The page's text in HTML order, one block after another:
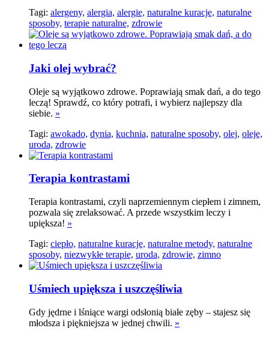
Tagi: alergeny, alergia, alergie, naturalne kuracje, naturalne
sposoby, terapie naturalne, zdrowie
Jaki olej wybrać?
Oleje są wyjątkowo zdrowe. Poprawiają smak dań, a do tego
leczą! Sprawdź, co który potrafi, i wybierz najlepszy dla
siebie. »
Tagi: awokado, dynia, kuchnia, naturalne sposoby, olej, oleje,
uroda, zdrowie
Terapia kontrastami
Terapia kontrastami, czyli naprzemiennym ciepłem i zimnem,
pozwala się zrelaksować. A przede wszystkim leczy i
upiększa! »
Tagi: ciepło, naturalne kuracje, naturalne metody, naturalne
sposoby, niezwykłe terapie, uroda, zdrowie, zimno
Uśmiech upiększa i uszczęśliwia
Gdy jędrne i lśniące wargi odsłonią białe zęby – stajesz się
młodsza i piękniejsza w jednej chwili. »